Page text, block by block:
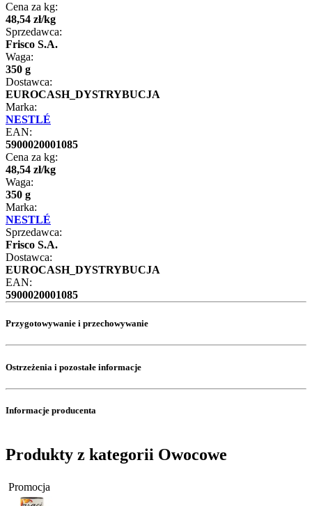
Cena za kg:
48,54 zł/kg
Sprzedawca:
Frisco S.A.
Waga:
350 g
Dostawca:
EUROCASH_DYSTRYBUCJA
Marka:
NESTLÉ
EAN:
5900020001085
Cena za kg:
48,54 zł/kg
Waga:
350 g
Marka:
NESTLÉ
Sprzedawca:
Frisco S.A.
Dostawca:
EUROCASH_DYSTRYBUCJA
EAN:
5900020001085
Przygotowywanie i przechowywanie
Ostrzeżenia i pozostałe informacje
Informacje producenta
Produkty z kategorii Owocowe
Promocja